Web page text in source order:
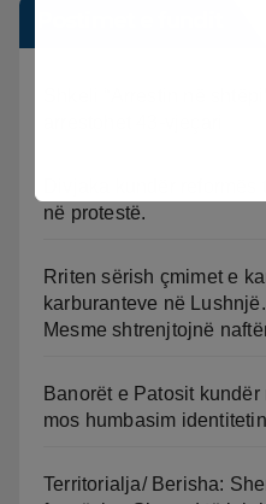
në protestë.
Rriten sërish çmimet e
karburanteve në
Mesme shtrenjtojnë
Banorët e Patosit
mos humbasim
Territorialja/ Berisha: